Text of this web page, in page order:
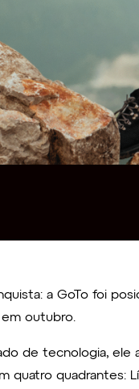
a GoTo foi
em outubro.
de tecnologia, ele
quatro quadrantes: